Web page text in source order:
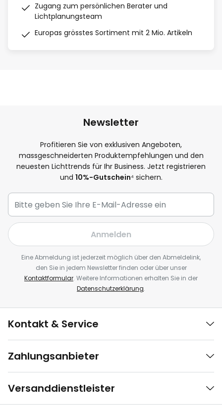
Zugang zum persönlichen Berater und
Lichtplanungsteam
Europas grösstes Sortiment mit 2 Mio. Artikeln
Newsletter
Profitieren Sie von exklusiven Angeboten,
massgeschneiderten Produktempfehlungen und den
neuesten Lichttrends für Ihr Business. Jetzt registrieren
und 10%-Gutschein⁴ sichern.
Anmelden
Eine Abmeldung ist jederzeit möglich über den Abmeldelink,
den Sie in jedem Newsletter finden oder über unser
Kontaktformular. Weitere Informationen erhalten Sie in der
Datenschutzerklärung.
Kontakt & Service
Zahlungsanbieter
Versanddienstleister